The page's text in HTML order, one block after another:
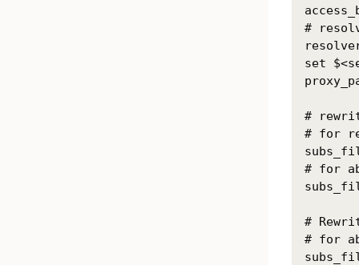
#
set
#
# for
# for
#
# for